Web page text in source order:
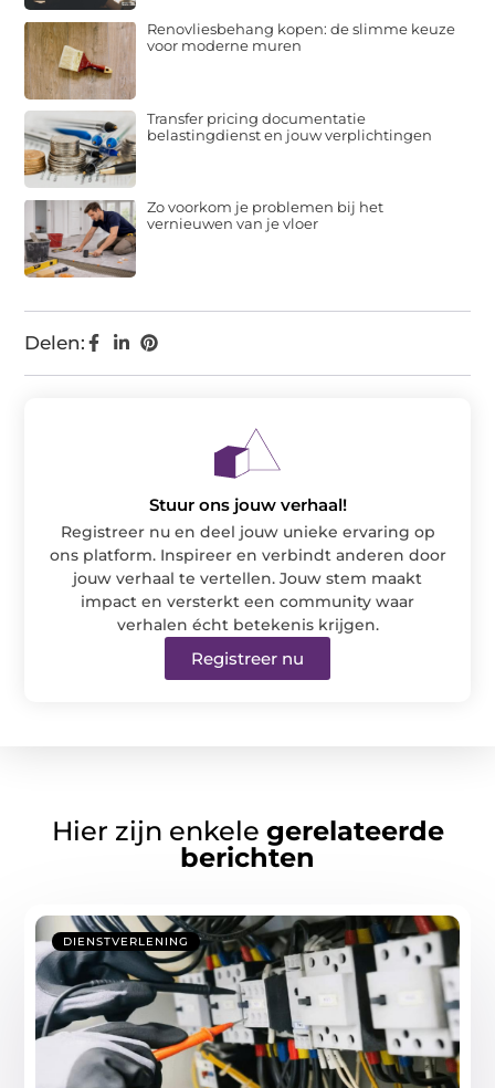
Delen:
Renovliesbehang kopen: de slimme keuze
voor moderne muren
Transfer pricing documentatie
belastingdienst en jouw verplichtingen
Zo voorkom je problemen bij het
vernieuwen van je vloer
Stuur ons jouw verhaal!
Registreer nu en deel jouw unieke ervaring op
ons platform. Inspireer en verbindt anderen door
jouw verhaal te vertellen. Jouw stem maakt
impact en versterkt een community waar
verhalen écht betekenis krijgen.
Registreer nu
Hier zijn enkele gerelateerde
berichten
DIENSTVERLENING